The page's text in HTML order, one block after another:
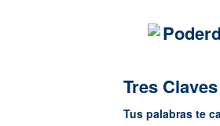
Tres
Tus palabras te